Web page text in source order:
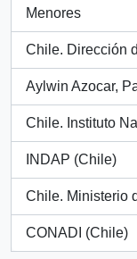
Menores
, 1 resultados
Chile. Dirección
, 1 resultados
Aylwin Azocar,
, 1 resultados
Chile. Instituto
, 1 resultados
INDAP (Chile)
, 1 resultados
Chile. Ministerio
, 1 resultados
CONADI (Chile)
, 1 resultados